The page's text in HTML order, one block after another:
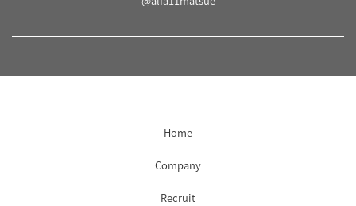
Home
Company
Recruit